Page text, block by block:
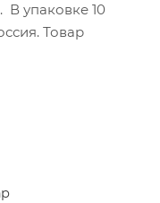
упаковке 10
Товар